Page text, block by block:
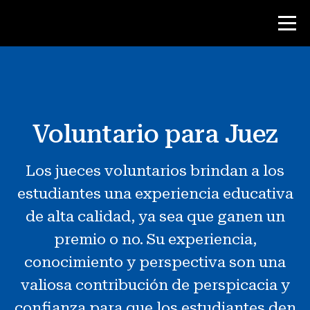
Recursos para maestros
Noticias y Eventos
Acerca de NHD®
Involucrarse
Donar
Voluntario para Juez
Los jueces voluntarios brindan a los
estudiantes una experiencia educativa
de alta calidad, ya sea que ganen un
premio o no. Su experiencia,
conocimiento y perspectiva son una
valiosa contribución de perspicacia y